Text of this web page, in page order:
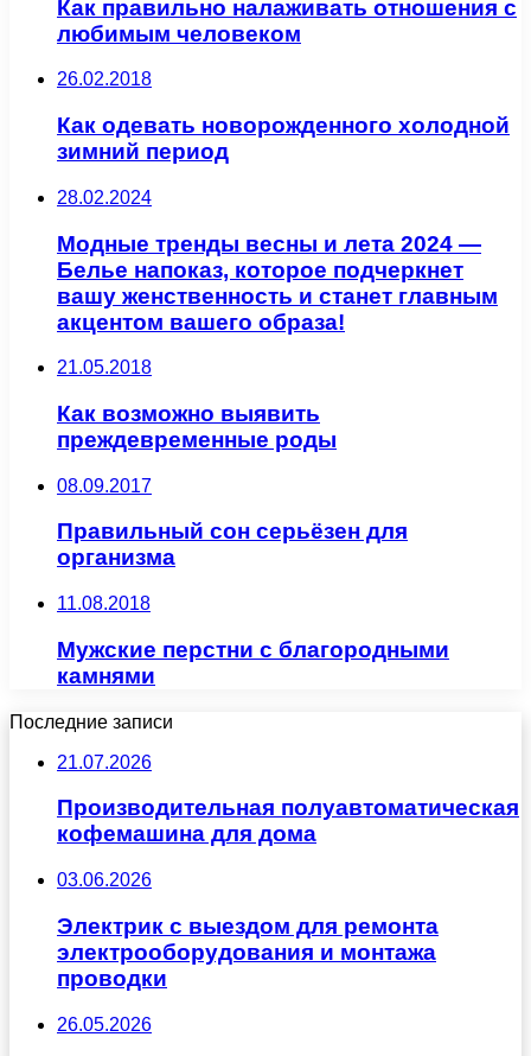
Как правильно налаживать отношения с
любимым человеком
26.02.2018
Как одевать новорожденного холодной
зимний период
28.02.2024
Модные тренды весны и лета 2024 —
Белье напоказ, которое подчеркнет
вашу женственность и станет главным
акцентом вашего образа!
21.05.2018
Как возможно выявить
преждевременные роды
08.09.2017
Правильный сон серьёзен для
организма
11.08.2018
Мужские перстни с благородными
камнями
Последние записи
21.07.2026
Производительная полуавтоматическая
кофемашина для дома
03.06.2026
Электрик с выездом для ремонта
электрооборудования и монтажа
проводки
26.05.2026